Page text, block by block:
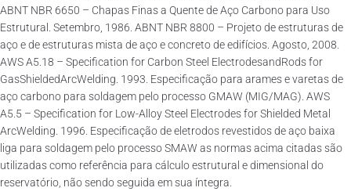
ABNT NBR 6650 – Chapas Finas a Quente de Aço Carbono para Uso
Estrutural. Setembro, 1986. ABNT NBR 8800 – Projeto de estruturas de
aço e de estruturas mista de aço e concreto de edifícios. Agosto, 2008.
AWS A5.18 – Specification for Carbon Steel ElectrodesandRods for
GasShieldedArcWelding. 1993. Especificação para arames e varetas de
aço carbono para soldagem pelo processo GMAW (MIG/MAG). AWS
A5.5 – Specification for Low-Alloy Steel Electrodes for Shielded Metal
ArcWelding. 1996. Especificação de eletrodos revestidos de aço baixa
liga para soldagem pelo processo SMAW as normas acima citadas são
utilizadas como referência para cálculo estrutural e dimensional do
reservatório, não sendo seguida em sua íntegra.